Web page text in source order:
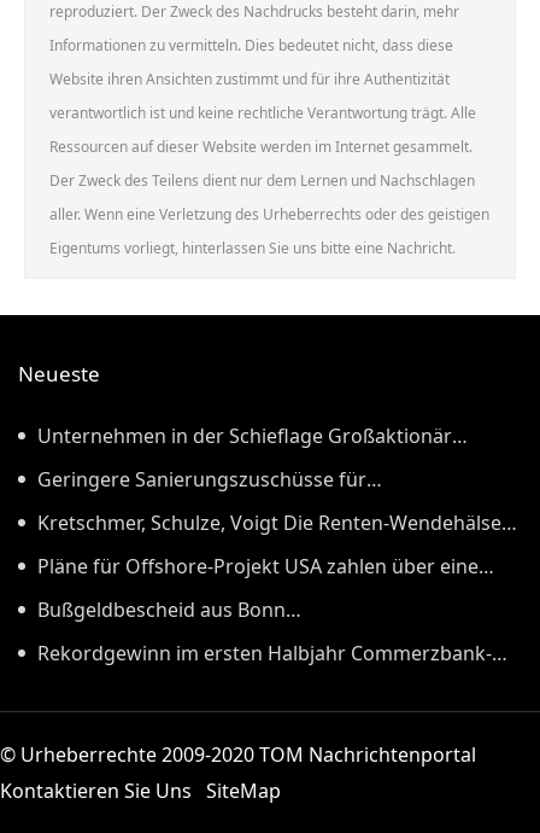
reproduziert. Der Zweck des Nachdrucks besteht darin, mehr
Informationen zu vermitteln. Dies bedeutet nicht, dass diese
Website ihren Ansichten zustimmt und für ihre Authentizität
verantwortlich ist und keine rechtliche Verantwortung trägt. Alle
Ressourcen auf dieser Website werden im Internet gesammelt.
Der Zweck des Teilens dient nur dem Lernen und Nachschlagen
aller. Wenn eine Verletzung des Urheberrechts oder des geistigen
Eigentums vorliegt, hinterlassen Sie uns bitte eine Nachricht.
Neueste
Unternehmen in der Schieflage Großaktionär
Porsche SE will Umbau von Volkswagen
beschleunigen
Geringere Sanierungszuschüsse für
Mehrfamilienhäuser Wie Wirtschaftsministerin Reiche
die Wärmewende ausbremst
Kretschmer, Schulze, Voigt Die Renten-Wendehälse
von der CDU
Pläne für Offshore-Projekt USA zahlen über eine
Milliarde Dollar, damit RWE keine Windparks baut
Bußgeldbescheid aus Bonn
Straßenbauunternehmen müssen 60 Millionen Euro
Rekordgewinn im ersten Halbjahr Commerzbank-
© Urheberrechte 2009-2020 TOM Nachrichtenportal
Kontaktieren Sie Uns SiteMap